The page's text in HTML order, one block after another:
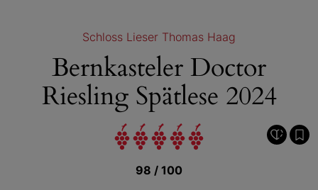
Schloss Lieser Thomas Haag
Bernkasteler Doctor
Riesling Spätlese 2024
98 / 100